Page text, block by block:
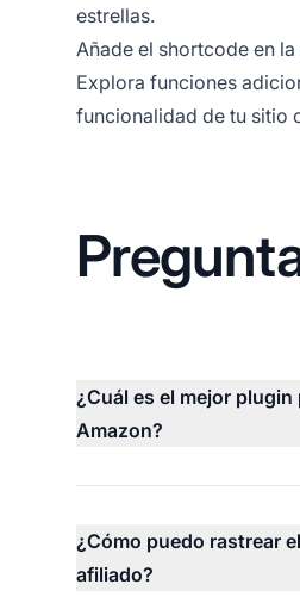
estrellas.
Añade el shortcode en
Explora funciones
funcionalidad de tu sitio
¿Cuál es el mejor
Amazon?
¿Cómo puedo rastrear
afiliado?